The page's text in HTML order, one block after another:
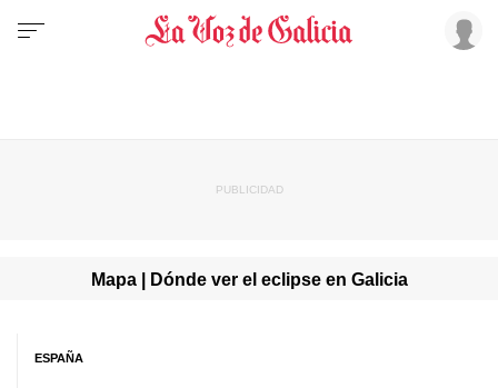
Mapa | Dónde ver el eclipse en Galicia
ESPAÑA